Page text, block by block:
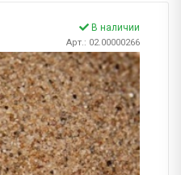
В наличии
Арт.: 02.00000266